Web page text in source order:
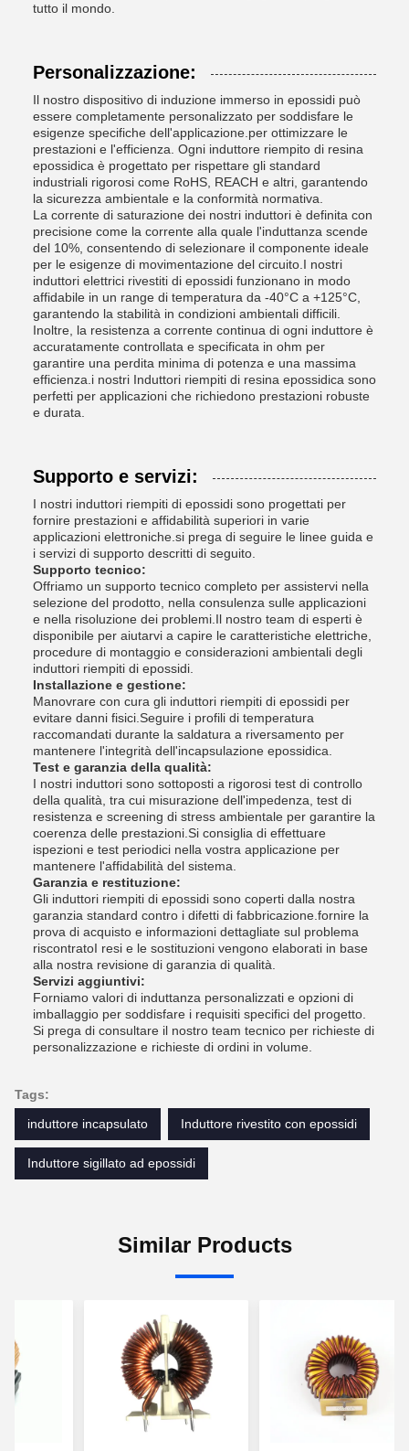
tutto il mondo.
Personalizzazione:
Il nostro dispositivo di induzione immerso in epossidi può
essere completamente personalizzato per soddisfare le
esigenze specifiche dell'applicazione.per ottimizzare le
prestazioni e l'efficienza. Ogni induttore riempito di resina
epossidica è progettato per rispettare gli standard
industriali rigorosi come RoHS, REACH e altri, garantendo
la sicurezza ambientale e la conformità normativa.
La corrente di saturazione dei nostri induttori è definita con
precisione come la corrente alla quale l'induttanza scende
del 10%, consentendo di selezionare il componente ideale
per le esigenze di movimentazione del circuito.I nostri
induttori elettrici rivestiti di epossidi funzionano in modo
affidabile in un range di temperatura da -40°C a +125°C,
garantendo la stabilità in condizioni ambientali difficili.
Inoltre, la resistenza a corrente continua di ogni induttore è
accuratamente controllata e specificata in ohm per
garantire una perdita minima di potenza e una massima
efficienza.i nostri Induttori riempiti di resina epossidica sono
perfetti per applicazioni che richiedono prestazioni robuste
e durata.
Supporto e servizi:
I nostri induttori riempiti di epossidi sono progettati per
fornire prestazioni e affidabilità superiori in varie
applicazioni elettroniche.si prega di seguire le linee guida e
i servizi di supporto descritti di seguito.
Supporto tecnico:
Offriamo un supporto tecnico completo per assistervi nella
selezione del prodotto, nella consulenza sulle applicazioni
e nella risoluzione dei problemi.Il nostro team di esperti è
disponibile per aiutarvi a capire le caratteristiche elettriche,
procedure di montaggio e considerazioni ambientali degli
induttori riempiti di epossidi.
Installazione e gestione:
Manovrare con cura gli induttori riempiti di epossidi per
evitare danni fisici.Seguire i profili di temperatura
raccomandati durante la saldatura a riversamento per
mantenere l'integrità dell'incapsulazione epossidica.
Test e garanzia della qualità:
I nostri induttori sono sottoposti a rigorosi test di controllo
della qualità, tra cui misurazione dell'impedenza, test di
resistenza e screening di stress ambientale per garantire la
coerenza delle prestazioni.Si consiglia di effettuare
ispezioni e test periodici nella vostra applicazione per
mantenere l'affidabilità del sistema.
Garanzia e restituzione:
Gli induttori riempiti di epossidi sono coperti dalla nostra
garanzia standard contro i difetti di fabbricazione.fornire la
prova di acquisto e informazioni dettagliate sul problema
riscontratoI resi e le sostituzioni vengono elaborati in base
alla nostra revisione di garanzia di qualità.
Servizi aggiuntivi:
Forniamo valori di induttanza personalizzati e opzioni di
imballaggio per soddisfare i requisiti specifici del progetto.
Si prega di consultare il nostro team tecnico per richieste di
personalizzazione e richieste di ordini in volume.
Tags:
induttore incapsulato
Induttore rivestito con epossidi
Induttore sigillato ad epossidi
Similar Products